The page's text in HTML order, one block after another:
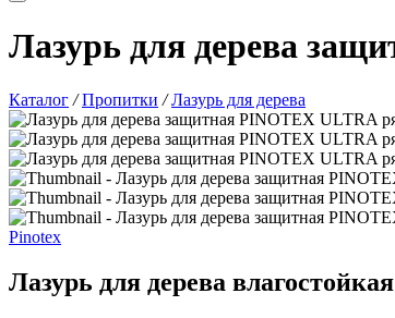
Лазурь для дерева
Каталог / Пропитки / Лазурь для дерева
Pinotex
Лазурь для дерева